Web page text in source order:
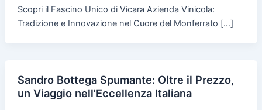
Scopri il Fascino Unico di Vicara Azienda Vinicola:
Tradizione e Innovazione nel Cuore del Monferrato […]
Sandro Bottega Spumante: Oltre il Prezzo,
un Viaggio nell'Eccellenza Italiana